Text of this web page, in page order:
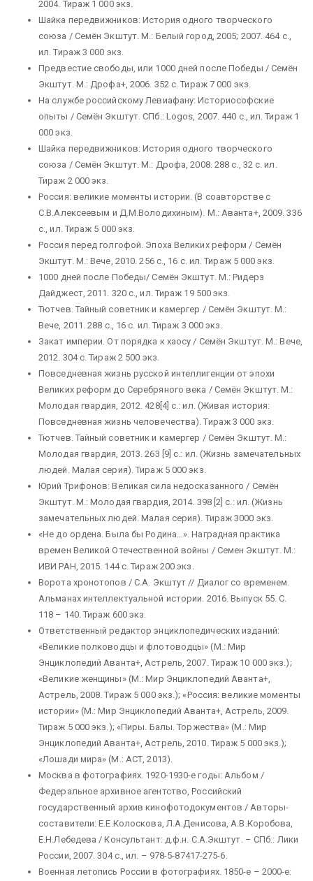
2004. Тираж 1 000 экз.
Шайка передвижников: История одного творческого
союза / Семён Экштут. М.: Белый город, 2005; 2007. 464 с.,
ил. Тираж 3 000 экз.
Предвестие свободы, или 1000 дней после Победы / Семён
Экштут. М.: Дрофа+, 2006. 352 с. Тираж 7 000 экз.
На службе российскому Левиафану: Историософские
опыты / Семён Экштут. СПб.: Logos, 2007. 440 с., ил. Тираж 1
000 экз.
Шайка передвижников: История одного творческого
союза / Семён Экштут. М.: Дрофа, 2008. 288 с., 32 с. ил.
Тираж 2 000 экз.
Россия: великие моменты истории. (В соавторстве с
С.В.Алексеевым и Д.М.Володихиным). М.: Аванта+, 2009. 336
с., ил. Тираж 5 000 экз.
Россия перед голгофой. Эпоха Великих реформ / Семён
Экштут. М.: Вече, 2010. 256 с., 16 с. ил. Тираж 5 000 экз.
1000 дней после Победы/ Семён Экштут. М.: Ридерз
Дайджест, 2011. 320 с., ил. Тираж 19 500 экз.
Тютчев. Тайный советник и камергер / Семён Экштут. М.:
Вече, 2011. 288 с., 16 с. ил. Тираж 3 000 экз.
Закат империи. От порядка к хаосу / Семён Экштут. М.: Вече,
2012. 304 с. Тираж 2 500 экз.
Повседневная жизнь русской интеллигенции от эпохи
Великих реформ до Серебряного века / Семён Экштут. М.:
Молодая гвардия, 2012. 428[4] с.: ил. (Живая история:
Повседневная жизнь человечества). Тираж 3 000 экз.
Тютчев. Тайный советник и камергер / Семён Экштут. М.:
Молодая гвардия, 2013. 263 [9] с.: ил. (Жизнь замечательных
людей. Малая серия). Тираж 5 000 экз.
Юрий Трифонов: Великая сила недосказанного / Семён
Экштут. М.: Молодая гвардия, 2014. 398 [2] с.: ил. (Жизнь
замечательных людей. Малая серия). Тираж 3000 экз.
«Не до ордена. Была бы Родина…». Наградная практика
времен Великой Отечественной войны / Семен Экштут. М.:
ИВИ РАН, 2015. 144 с. Тираж 200 экз.
Ворота хронотопов / С.А. Экштут // Диалог со временем.
Альманах интеллектуальной истории. 2016. Выпуск 55. С.
118 – 140. Тираж 600 экз.
Ответственный редактор энциклопедических изданий:
«Великие полководцы и флотоводцы» (М.: Мир
Энциклопедий Аванта+, Астрель, 2007. Тираж 10 000 экз.);
«Великие женщины» (М.: Мир Энциклопедий Аванта+,
Астрель, 2008. Тираж 5 000 экз.); «Россия: великие моменты
истории» (М.: Мир Энциклопедий Аванта+, Астрель, 2009.
Тираж 5 000 экз.); «Пиры. Балы. Торжества» (М.: Мир
Энциклопедий Аванта+, Астрель, 2010. Тираж 5 000 экз.);
«Лошади мира» (М.: АСТ, 2013).
Москва в фотографиях. 1920-1930-е годы: Альбом /
Федеральное архивное агентство, Российский
государственный архив кинофотодокументов / Авторы-
составители: Е.Е.Колоскова, Л.А.Денисова, А.В.Коробова,
Е.Н.Лебедева / Консультант: д.ф.н. С.А.Экштут. – СПб.: Лики
России, 2007. 304 с., ил. – 978-5-87417-275-6.
Военная летопись России в фотографиях. 1850-е – 2000-е: